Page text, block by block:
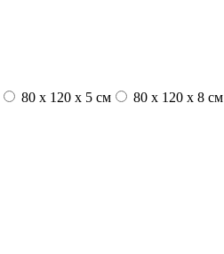
80 x 120 x 5 см 80 x 120 x 8 см